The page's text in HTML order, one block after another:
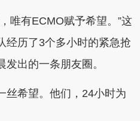
有ECMO赋予希望。”这
经历了3个多小时的紧急抢
出的一条朋友圈。
希望。他们，24小时为